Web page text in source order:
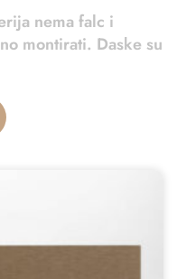
nema falc i
montirati. Daske su